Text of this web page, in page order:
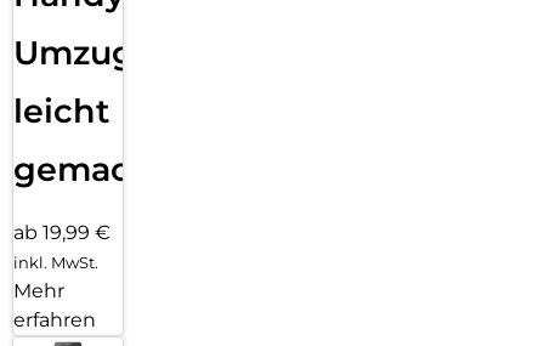
Umzug
leicht
gemacht!
ab 19,99 €
inkl. MwSt.
Mehr
erfahren